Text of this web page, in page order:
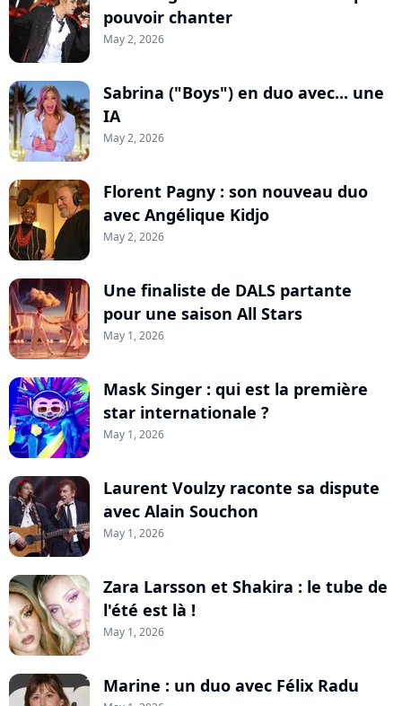
pouvoir chanter
May 2, 2026
Sabrina ("Boys") en duo avec... une
IA
May 2, 2026
Florent Pagny : son nouveau duo
avec Angélique Kidjo
May 2, 2026
Une finaliste de DALS partante
pour une saison All Stars
May 1, 2026
Mask Singer : qui est la première
star internationale ?
May 1, 2026
Laurent Voulzy raconte sa dispute
avec Alain Souchon
May 1, 2026
Zara Larsson et Shakira : le tube de
l'été est là !
May 1, 2026
Marine : un duo avec Félix Radu